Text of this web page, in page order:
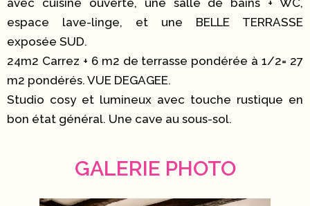
avec cuisine ouverte, une salle de bains + WC,
espace lave-linge, et une BELLE TERRASSE
exposée SUD.
24m2 Carrez + 6 m2 de terrasse pondérée à 1/2= 27
m2 pondérés. VUE DEGAGEE.
Studio cosy et lumineux avec touche rustique en
bon état général. Une cave au sous-sol.
GALERIE PHOTO